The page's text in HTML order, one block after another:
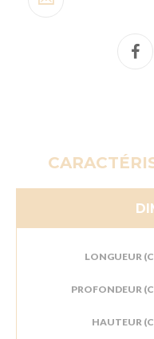
LONGUEUR
PROFONDEUR
HAUTEUR